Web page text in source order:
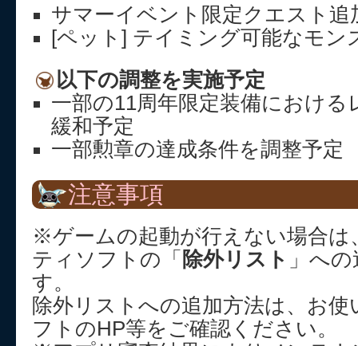
サマーイベント限定クエスト追
[ペット] テイミング可能なモン
以下の調整を実施予定
一部の11周年限定装備におけ
緩和予定
一部勲章の達成条件を調整予定
注意事項
※ゲームの起動が行えない場合は
ティソフトの「 除外リスト 」へ
す。
除外リストへの追加方法は、お
フトのHP等をご確認ください。